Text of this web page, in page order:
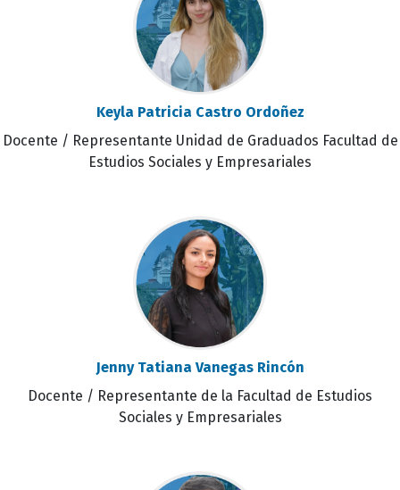
Keyla Patricia Castro Ordoñez
Docente / Representante Unidad de Graduados Facultad de
Estudios Sociales y Empresariales
Jenny Tatiana Vanegas Rincón
Docente / Representante de la Facultad de Estudios
Sociales y Empresariales